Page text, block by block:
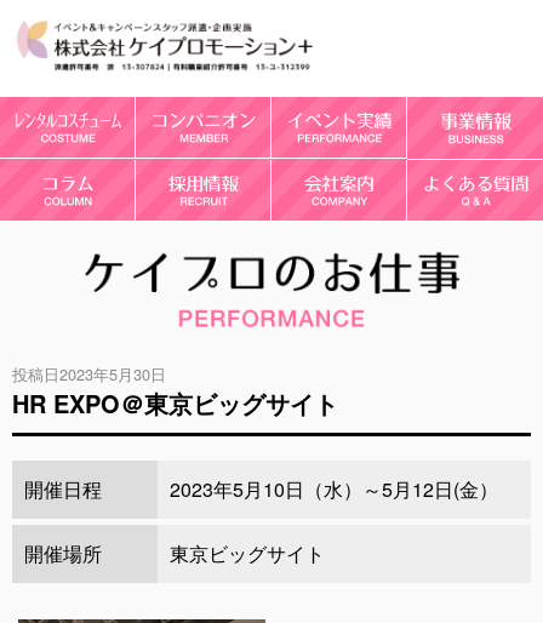
投稿日2023年5月30日
HR EXPO＠東京ビッグサイト
開催日程 2023年5月10日（水）～5月12日(金）
開催場所 東京ビッグサイト